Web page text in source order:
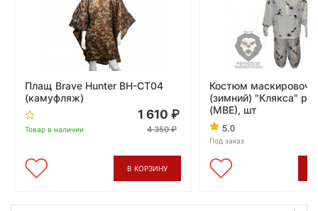
Плащ Brave Hunter BH-CT04
(камуфляж)
Товар в наличии
1 610
4 350
В КОРЗИНУ
Костюм
(зимний) "Клякса" р-
(МВЕ), шт
5.0
Под заказ